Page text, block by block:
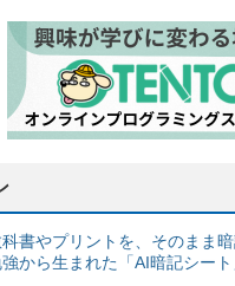
書やプリントを、そのまま
から生まれた「AI暗記シー